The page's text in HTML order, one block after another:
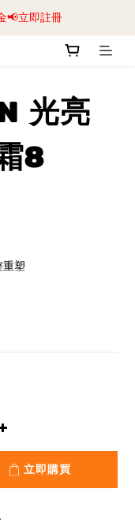
📢立即註冊
📢立即註冊
🚚
光亮
8
塑
立即購買